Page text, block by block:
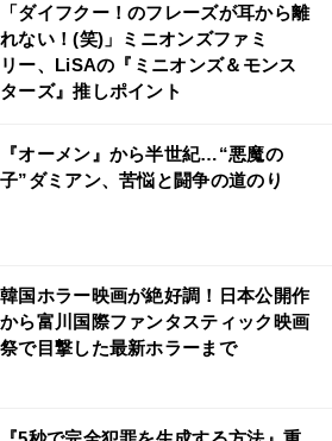
「ダイフクー！のフレーズが耳から離
れない！(笑)」ミニオンズファミ
リー、LiSAの『ミニオンズ＆モンス
ターズ』推しポイント
『オーメン』から半世紀…“悪魔の
子”ダミアン、苦悩と闘争の道のり
韓国ホラー映画が絶好調！日本公開作
から富川国際ファンタスティック映画
祭で目撃した最新ホラーまで